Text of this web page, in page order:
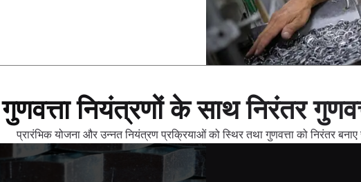
नियंत्रणों के साथ निरंतर
प्रारंभिक योजना और उन्नत नियंत्रण प्रक्रियाओं को स्थिर तथा गुणवत्ता को निरंतर